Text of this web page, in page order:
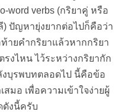
word verbs (กริยาคู่ หรือ
) ปัญหายุ่งยากต่อไปก็คือว่า
ายคำกริยาแล้วหากกริยา
งไหน ไว้ระหว่างกริยากัก
บุรพบทตลอดไป นี้คือข้อ
มอ เพื่อความเข้าใจง่ายผู้
ดังนี้ครับ